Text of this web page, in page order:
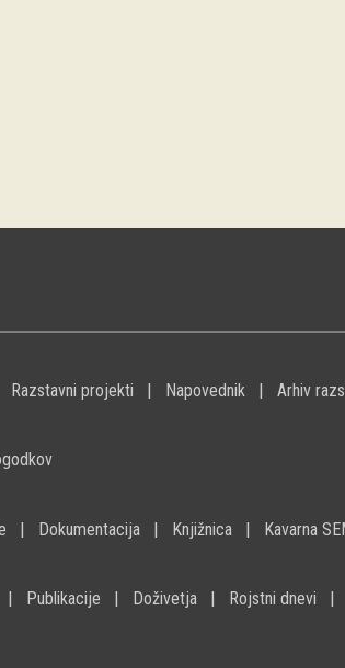
Razstavni projekti Napovednik Arhiv
Dokumentacija Knjižnica Kavarna
Publikacije Doživetja Rojstni dnevi